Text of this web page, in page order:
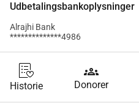
Udbetalingsbankoplysninger
Alrajhi Bank
**************4986
Historie
groups
Donorer